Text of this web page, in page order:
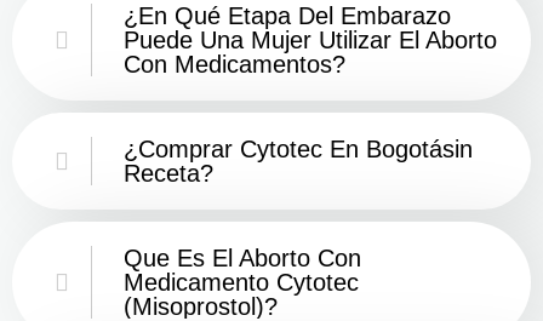
¿En Qué Etapa Del Embarazo
Puede Una Mujer Utilizar El Aborto
Con Medicamentos?
¿Comprar Cytotec En Bogotásin
Receta?
Que Es El Aborto Con
Medicamento Cytotec
(misoprostol)?